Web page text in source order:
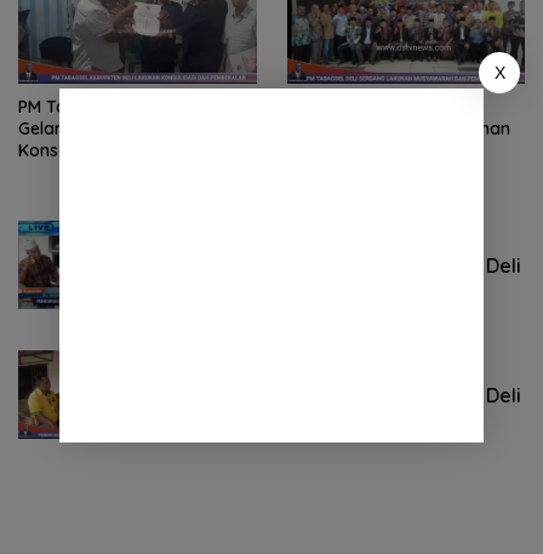
PM Tabagsel Deli Serdang
Gelar Pembekalan Dan
Konsolidasi Kepada
Musyawarah Dan Pemilihan
Pendiri dan Pengurus Tabagsel Deli
Pendiri dan Pengurus Tabagsel Deli
X